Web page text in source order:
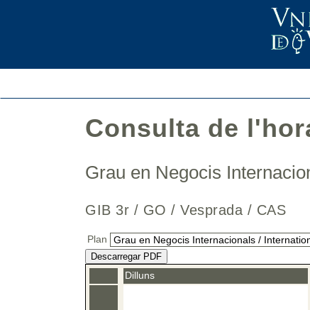
Consulta de
Grau en Negocis
GIB 3r / GO / Vesprada / CAS
Plan
Descarregar PDF
Dilluns